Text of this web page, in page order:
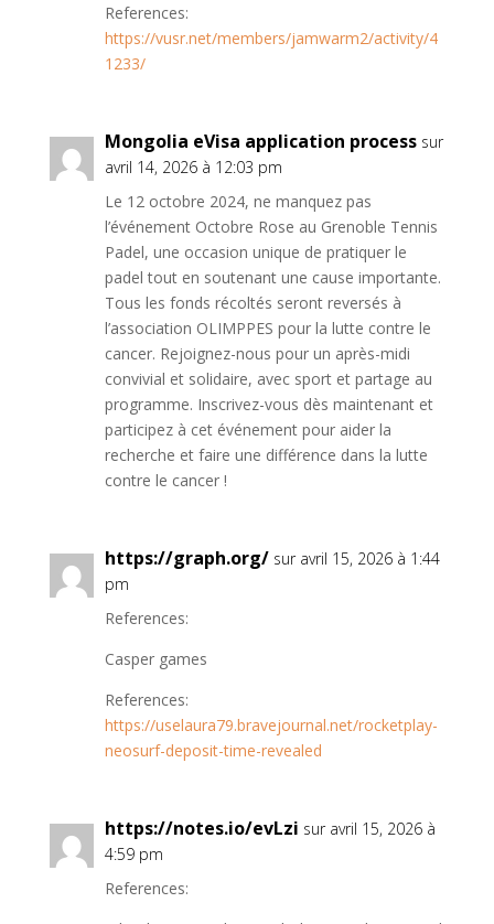
References:
https://vusr.net/members/jamwarm2/activity/4
1233/
Mongolia eVisa application process sur
avril 14, 2026 à 12:03 pm
Le 12 octobre 2024, ne manquez pas
l’événement Octobre Rose au Grenoble Tennis
Padel, une occasion unique de pratiquer le
padel tout en soutenant une cause importante.
Tous les fonds récoltés seront reversés à
l’association OLIMPPES pour la lutte contre le
cancer. Rejoignez-nous pour un après-midi
convivial et solidaire, avec sport et partage au
programme. Inscrivez-vous dès maintenant et
participez à cet événement pour aider la
recherche et faire une différence dans la lutte
contre le cancer !
https://graph.org/ sur avril 15, 2026 à 1:44
pm
References:
Casper games
References:
https://uselaura79.bravejournal.net/rocketplay-
neosurf-deposit-time-revealed
https://notes.io/evLzi sur avril 15, 2026 à
4:59 pm
References: